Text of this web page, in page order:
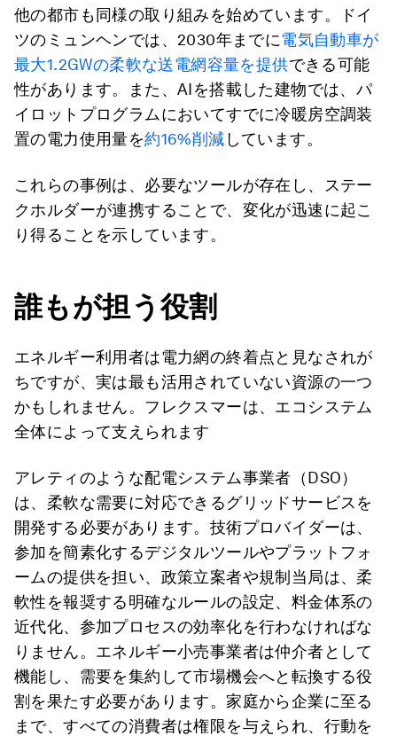
他の都市も同様の取り組みを始めています。ドイ
ツのミュンヘンでは、2030年までに電気自動車が
最大1.2GWの柔軟な送電網容量を提供できる可能
性があります。また、AIを搭載した建物では、パ
イロットプログラムにおいてすでに冷暖房空調装
置の電力使用量を約16%削減 しています。
これらの事例は、必要なツールが存在し、ステー
クホルダーが連携することで、変化が迅速に起こ
り得ることを示しています。
誰もが担う役割
エネルギー利用者は電力網の終着点と見なされが
ちですが、実は最も活用されていない資源の一つ
かもしれません。フレクスマーは、エコシステム
全体によって支えられます
アレティのような配電システム事業者（DSO）
は、柔軟な需要に対応できるグリッドサービスを
開発する必要があります。技術プロバイダーは、
参加を簡素化するデジタルツールやプラットフォ
ームの提供を担い、政策立案者や規制当局は、柔
軟性を報奨する明確なルールの設定、料金体系の
近代化、参加プロセスの効率化を行わなければな
りません。エネルギー小売事業者は仲介者として
機能し、需要を集約して市場機会へと転換する役
割を果たす必要があります。家庭から企業に至る
まで、すべての消費者は権限を与えられ、行動を